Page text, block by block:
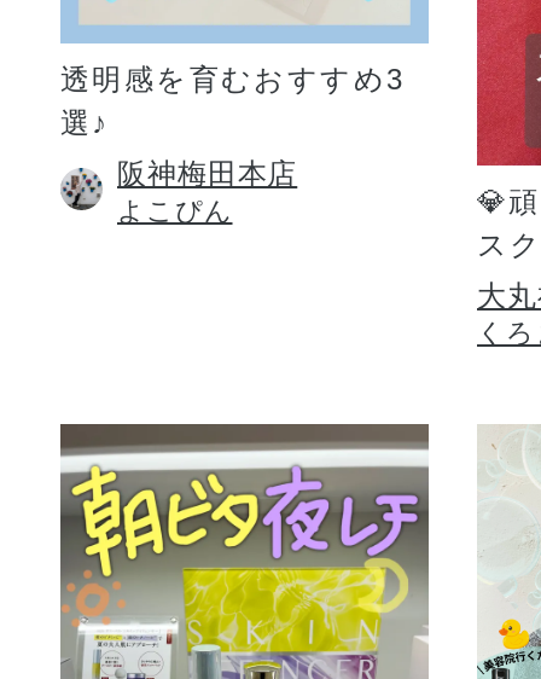
透明感を育むおすすめ3
選♪
阪神梅田本店
よこぴん
💎
ス
大
く